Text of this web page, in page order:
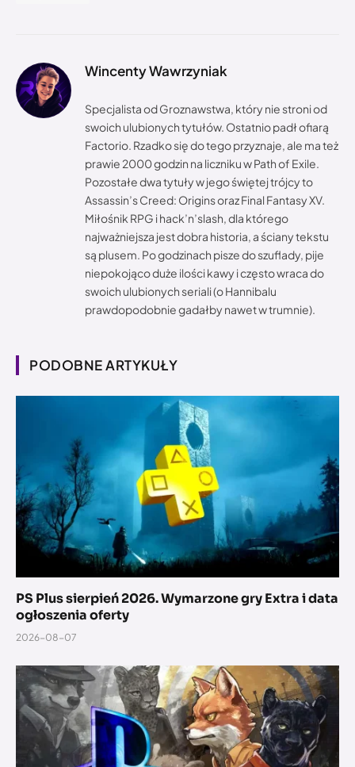
Wincenty Wawrzyniak
Specjalista od Groznawstwa, który nie stroni od
swoich ulubionych tytułów. Ostatnio padł ofiarą
Factorio. Rzadko się do tego przyznaje, ale ma też
prawie 2000 godzin na liczniku w Path of Exile.
Pozostałe dwa tytuły w jego świętej trójcy to
Assassin’s Creed: Origins oraz Final Fantasy XV.
Miłośnik RPG i hack’n’slash, dla którego
najważniejsza jest dobra historia, a ściany tekstu
są plusem. Po godzinach pisze do szuflady, pije
niepokojąco duże ilości kawy i często wraca do
swoich ulubionych seriali (o Hannibalu
prawdopodobnie gadałby nawet w trumnie).
PODOBNE ARTYKUŁY
PS Plus sierpień 2026. Wymarzone gry Extra i data
ogłoszenia oferty
2026-08-07